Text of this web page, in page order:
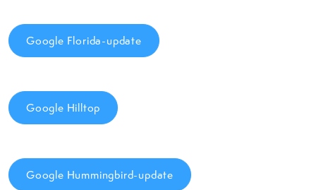
Google Florida-update
Google Hilltop
Google Hummingbird-update